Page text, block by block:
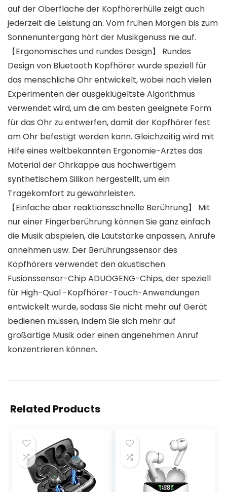
auf der Oberfläche der Kopfhörerhülle zeigt auch
jederzeit die Leistung an. Vom frühen Morgen bis zum
Sonnenuntergang hört der Musikgenuss nie auf.
【Ergonomisches und rundes Design】 Rundes
Design von Bluetooth Kopfhörer wurde speziell für
das menschliche Ohr entwickelt, wobei nach vielen
Experimenten der ausgeklügeltste Algorithmus
verwendet wird, um die am besten geeignete Form
für das Ohr zu entwerfen, damit der Kopfhörer fest
am Ohr befestigt werden kann. Gleichzeitig wird mit
Hilfe eines weltbekannten Ergonomie-Arztes das
Material der Ohrkappe aus hochwertigem
synthetischem Silikon hergestellt, um ein
Tragekomfort zu gewährleisten.
【Einfache aber reaktionsschnelle Berührung】 Mit
nur einer Fingerberührung können Sie ganz einfach
die Musik abspielen, die Lautstärke anpassen, Anrufe
annehmen usw. Der Berührungssensor des
Kopfhörers verwendet den akustischen
Fusionssensor-Chip ADUOGENG-Chips, der speziell
für High-Qual -Kopfhörer-Touch-Anwendungen
entwickelt wurde, sodass Sie nicht mehr auf Gerät
bedienen müssen, indem Sie sich mehr auf
großartige Musik oder einen angenehmen Anruf
konzentrieren können.
Related Products